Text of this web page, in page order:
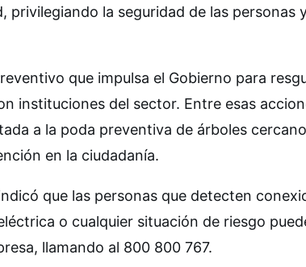
privilegiando la seguridad de las personas
que impulsa el Gobierno para
instituciones del sector. Entre esas
a la poda preventiva de árboles
en la ciudadanía.
que las personas que detecten
o cualquier situación de riesgo
llamando al 800 800 767.